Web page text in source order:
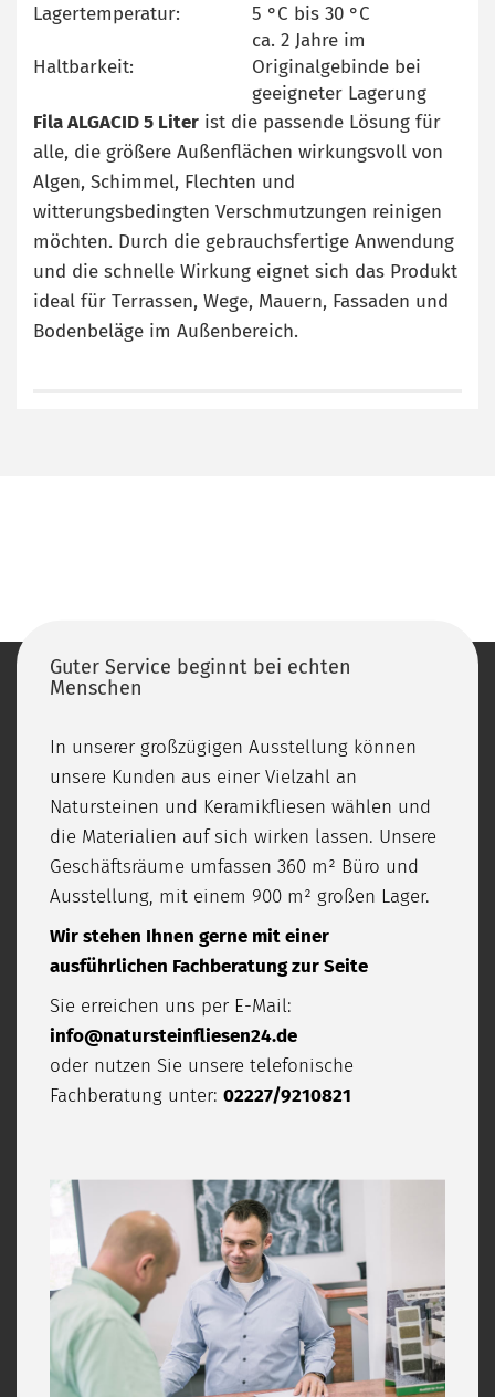
Lagertemperatur:
5 °C bis 30 °C
Haltbarkeit:
ca. 2 Jahre im
Originalgebinde bei
geeigneter Lagerung
Fila ALGACID 5 Liter ist die passende Lösung für
alle, die größere Außenflächen wirkungsvoll von
Algen, Schimmel, Flechten und
witterungsbedingten Verschmutzungen reinigen
möchten. Durch die gebrauchsfertige Anwendung
und die schnelle Wirkung eignet sich das Produkt
ideal für Terrassen, Wege, Mauern, Fassaden und
Bodenbeläge im Außenbereich.
Guter Service beginnt bei echten
Menschen
In unserer großzügigen Ausstellung können
unsere Kunden aus einer Vielzahl an
Natursteinen und Keramikfliesen wählen und
die Materialien auf sich wirken lassen. Unsere
Geschäftsräume umfassen 360 m² Büro und
Ausstellung, mit einem 900 m² großen Lager.
Wir stehen Ihnen gerne mit einer
ausführlichen Fachberatung zur Seite
Sie erreichen uns per E-Mail:
info@natursteinfliesen24.de
oder nutzen Sie unsere telefonische
Fachberatung unter: 02227/9210821